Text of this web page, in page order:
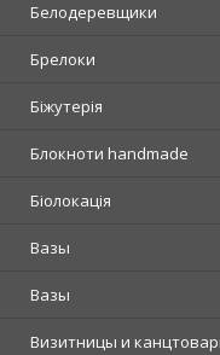
Белодеревщики
Брелоки
Біжутерія
Блокноти handmade
Біолокація
Вазы
Вазы
Визитницы и